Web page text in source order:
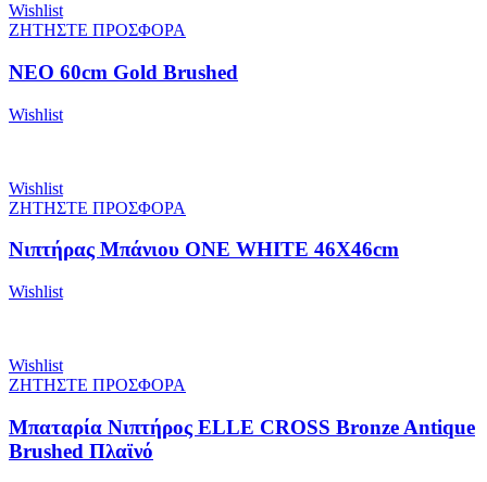
Wishlist
ΖΗΤΗΣΤΕ ΠΡΟΣΦΟΡΑ
NEO 60cm Gold Brushed
Wishlist
Wishlist
ΖΗΤΗΣΤΕ ΠΡΟΣΦΟΡΑ
Νιπτήρας Μπάνιου ONE WHITE 46X46cm
Wishlist
Wishlist
ΖΗΤΗΣΤΕ ΠΡΟΣΦΟΡΑ
Μπαταρία Νιπτήρος ELLE CROSS Bronze Antique
Brushed Πλαϊνό